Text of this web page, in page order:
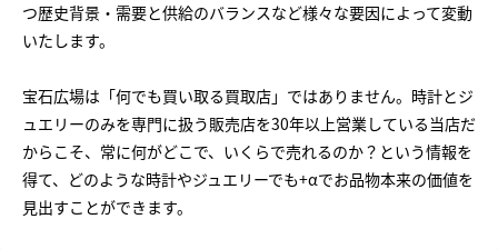
つ歴史背景・需要と供給のバランスなど様々な要因によって変動
いたします。
宝石広場は「何でも買い取る買取店」ではありません。時計とジ
ュエリーのみを専門に扱う販売店を30年以上営業している当店だ
からこそ、常に何がどこで、いくらで売れるのか？という情報を
得て、どのような時計やジュエリーでも+αでお品物本来の価値を
見出すことができます。